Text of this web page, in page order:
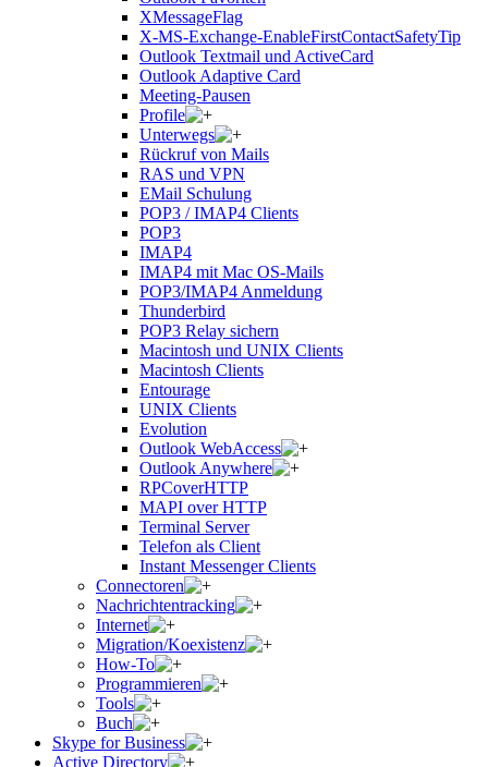
XMessageFlag
X-MS-Exchange-EnableFirstContactSafetyTip
Outlook Textmail und ActiveCard
Outlook Adaptive Card
Meeting-Pausen
Profile
Unterwegs
Rückruf von Mails
RAS und VPN
EMail Schulung
POP3 / IMAP4 Clients
POP3
IMAP4
IMAP4 mit Mac OS-Mails
POP3/IMAP4 Anmeldung
Thunderbird
POP3 Relay sichern
Macintosh und UNIX Clients
Macintosh Clients
Entourage
UNIX Clients
Evolution
Outlook WebAccess
Outlook Anywhere
RPCoverHTTP
MAPI over HTTP
Terminal Server
Telefon als Client
Instant Messenger Clients
Connectoren
Nachrichtentracking
Internet
Migration/Koexistenz
How-To
Programmieren
Tools
Buch
Skype for Business
Active Directory